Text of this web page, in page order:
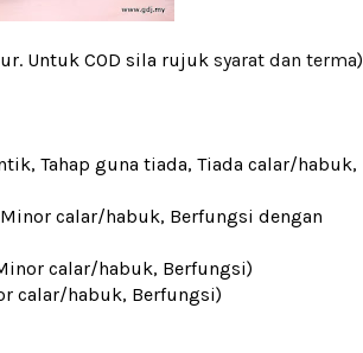
Untuk COD sila rujuk syarat dan terma)
Tahap guna tiada, Tiada calar/habuk,
calar/habuk, Berfungsi dengan
calar/habuk, Berfungsi)
calar/habuk, Berfungsi)